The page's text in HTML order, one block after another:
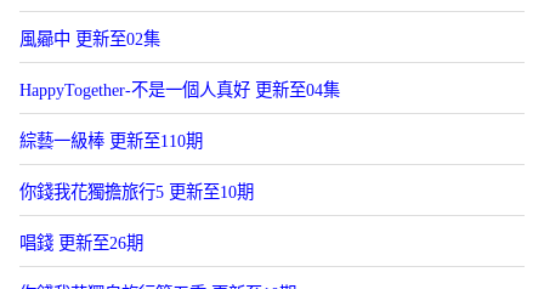
風曏中 更新至02集
HappyTogether-不是一個人真好 更新至04集
綜藝一級棒 更新至110期
你錢我花獨擔旅行5 更新至10期
唱錢 更新至26期